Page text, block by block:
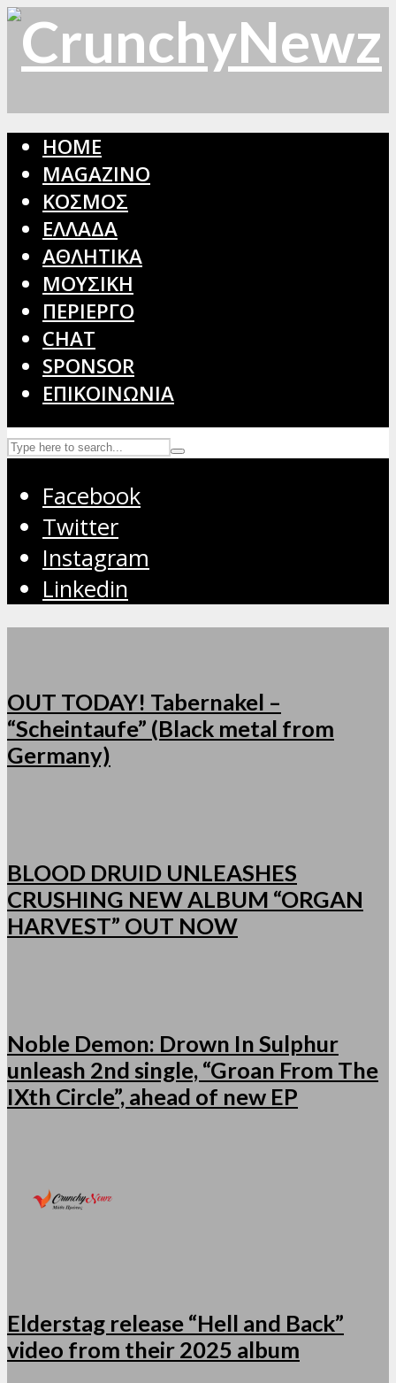
HOME
MAGAZINO
ΚΟΣΜΟΣ
ΕΛΛΑΔΑ
ΑΘΛΗΤΙΚΑ
ΜΟΥΣΙΚΗ
ΠΕΡΙΕΡΓΟ
CHAT
SPONSOR
ΕΠΙΚΟΙΝΩΝΙΑ
Facebook
Twitter
Instagram
Linkedin
OUT TODAY! Tabernakel –
“Scheintaufe” (Black metal from
Germany)
BLOOD DRUID UNLEASHES
CRUSHING NEW ALBUM “ORGAN
HARVEST” OUT NOW
Noble Demon: Drown In Sulphur
unleash 2nd single, “Groan From The
IXth Circle”, ahead of new EP
Elderstag release “Hell and Back”
video from their 2025 album